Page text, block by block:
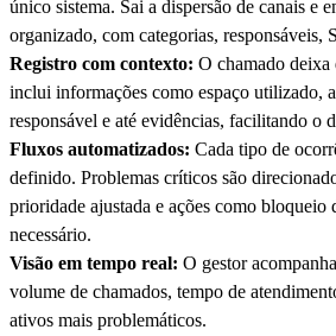
único sistema. Sai a dispersão de canais e
organizado, com categorias, responsáveis,
Registro com contexto: O chamado deixa
inclui informações como espaço utilizado,
responsável e até evidências, facilitando o
Fluxos automatizados: Cada tipo de
definido. Problemas críticos são
prioridade ajustada e ações como bloqueio
necessário.
Visão em tempo real: O gestor
volume de chamados, tempo de
ativos mais problemáticos.